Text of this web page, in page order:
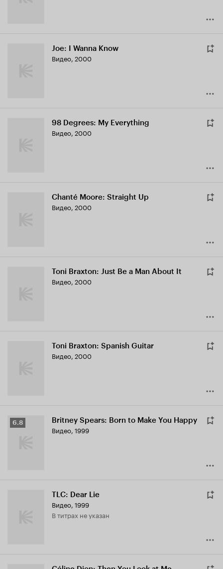
Joe: I Wanna Know
Видео, 2000
98 Degrees: My Everything
Видео, 2000
Chanté Moore: Straight Up
Видео, 2000
Toni Braxton: Just Be a Man About It
Видео, 2000
Toni Braxton: Spanish Guitar
Видео, 2000
Рейтинг
6.8 Britney Spears: Born to Make You Happy
Видео, 1999
TLC: Dear Lie
Видео, 1999
в титрах не указан